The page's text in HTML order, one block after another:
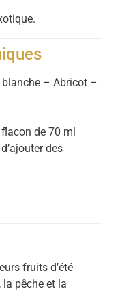
– Abricot –
de 70 ml
des
fruits d’été
la pêche et la